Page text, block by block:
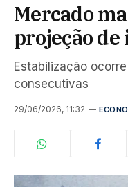
Mercado
projeção
Estabilização
consecutivas
29/06/2026, 11:32